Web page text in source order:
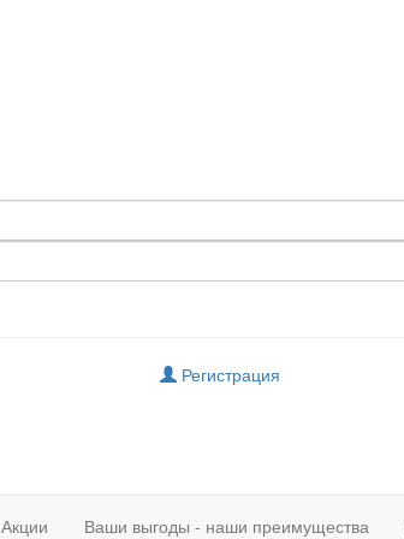
Регистрация
Акции Ваши выгоды - наши преимущества